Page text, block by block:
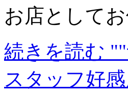
お店として
続きを読む
スタッフ好